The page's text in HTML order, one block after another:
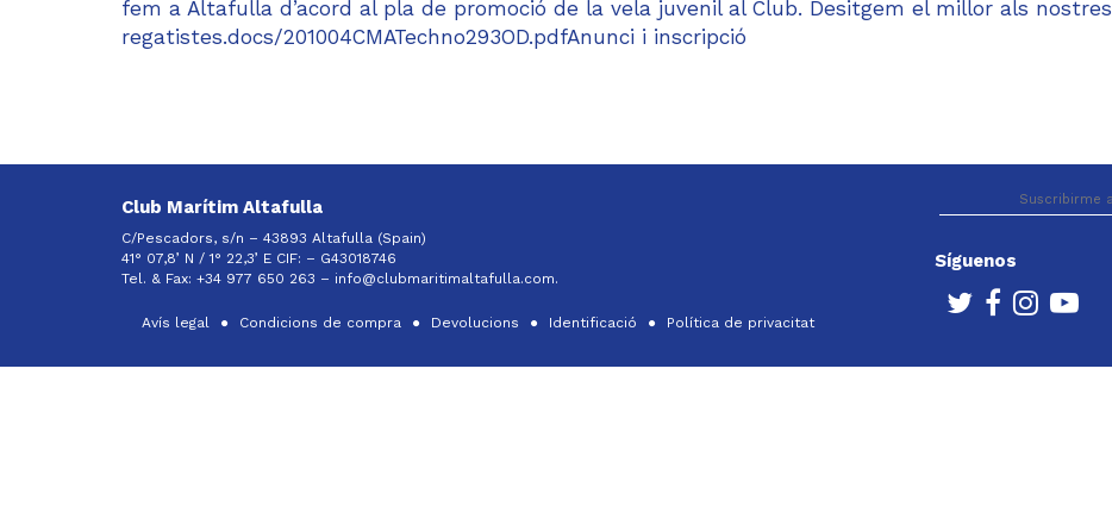
fem a Altafulla d’acord al pla de promoció de la vela juvenil al Club. Desitgem el millor als nostres
regatistes.docs/201004CMATechno293OD.pdfAnunci i inscripció
Club Marítim Altafulla
C/Pescadors, s/n – 43893 Altafulla (Spain)
41° 07,8’ N / 1° 22,3’ E CIF: – G43018746
Tel. & Fax: +34 977 650 263 – info@clubmaritimaltafulla.com.
Avís legal Condicions de compra Devolucions Identificació Política de privacitat
Síguenos